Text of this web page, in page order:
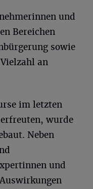
und
Bereichen
sowie
an
im letzten
wurde
Neben
und